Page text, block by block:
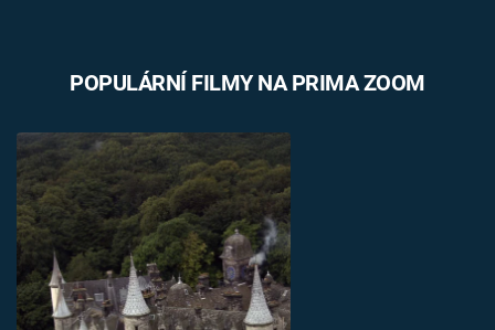
POPULÁRNÍ FILMY NA PRIMA ZOOM